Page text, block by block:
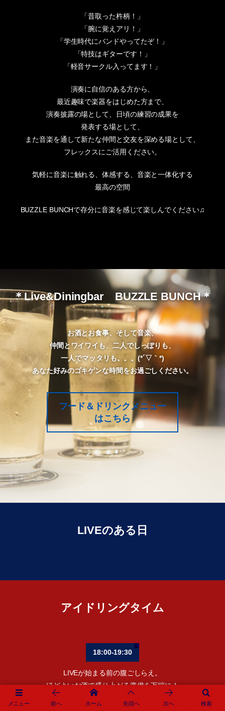
「昔取った杵柄！」
「腕に覚えアリ！」
「学生時代にバンドやってたぞ！」
「特技はギターです！」
「軽音サークル入ってます！」
演奏に自信のある方から、
最近趣味で楽器をはじめた方まで、
演奏披露の場として、日頃の練習の成果を
発表する場として、
また音楽を通して新たな仲間と交友を深める場として、
フレックスにご活用ください。
気軽に音楽に触れる、体感する、音楽と一体化する
最高の空間
BUZZLE BUNCHで存分に音楽を感じて楽しんでください♫
＊Live&Diningbar BUZZLE BUNCH＊
お酒とお食事、そして音楽、
仲間とワイワイも、二人でしっぽりも、
一人でマッタリも。。。(*´▽｀*)
あなた好みのゴキゲンな時間をお過ごしください。
フード＆ドリンクメニュー
はこちら
LIVEのある日
アイドリングタイム
18:00-19:30
LIVEが始まる前の腹ごしらえ。
ほどよいお酒で盛り上がる準備を万端に！
BUZZLE番地のライブ前は居酒屋タイムです。
メニュー 検索
前へ ホーム 先頭へ 次へ